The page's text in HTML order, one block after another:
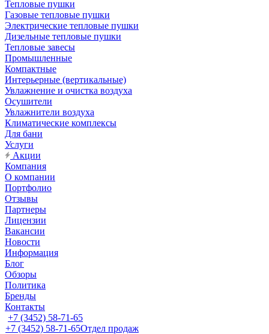
Тепловые пушки
Газовые тепловые пушки
Электрические тепловые пушки
Дизельные тепловые пушки
Тепловые завесы
Промышленные
Компактные
Интерьерные (вертикальные)
Увлажнение и очистка воздуха
Осушители
Увлажнители воздуха
Климатические комплексы
Для бани
Услуги
Акции
Компания
О компании
Портфолио
Отзывы
Партнеры
Лицензии
Вакансии
Новости
Информация
Блог
Обзоры
Политика
Бренды
Контакты
+7 (3452) 58-71-65
+7 (3452) 58-71-65Отдел продаж